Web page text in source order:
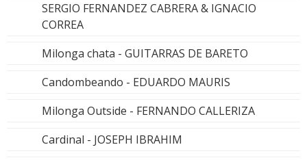
SERGIO FERNANDEZ CABRERA & IGNACIO
CORREA
Milonga chata - GUITARRAS DE BARETO
Candombeando - EDUARDO MAURIS
Milonga Outside - FERNANDO CALLERIZA
Cardinal - JOSEPH IBRAHIM